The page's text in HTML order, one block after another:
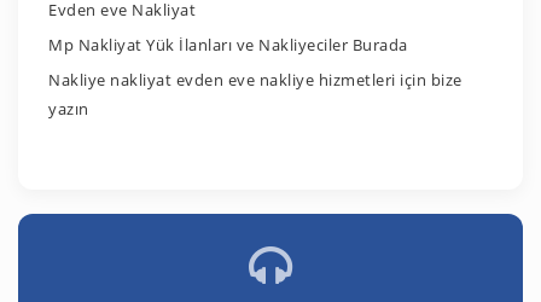
Evden eve Nakliyat
Mp Nakliyat Yük İlanları ve Nakliyeciler Burada
Nakliye nakliyat evden eve nakliye hizmetleri için bize
yazın